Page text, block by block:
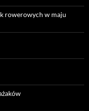
rowerowych w maju